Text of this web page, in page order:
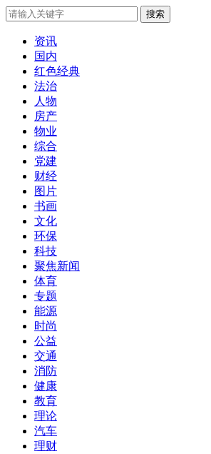
搜索
资讯
国内
红色经典
法治
人物
房产
物业
综合
党建
财经
图片
书画
文化
环保
科技
聚焦新闻
体育
专题
能源
时尚
公益
交通
消防
健康
教育
理论
汽车
理财